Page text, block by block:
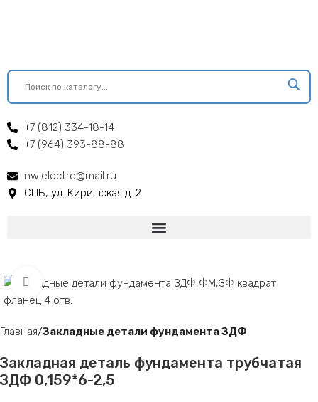
+7 (812) 334-18-14
+7 (964) 393-88-88
nwlelectro@mail.ru
СПБ, ул. Киришская д. 2
Click to enlarge
Главная Закладные детали фундамента ЗДФ
Закладная деталь фундамента трубчатая
ЗДФ 0,159*6-2,5